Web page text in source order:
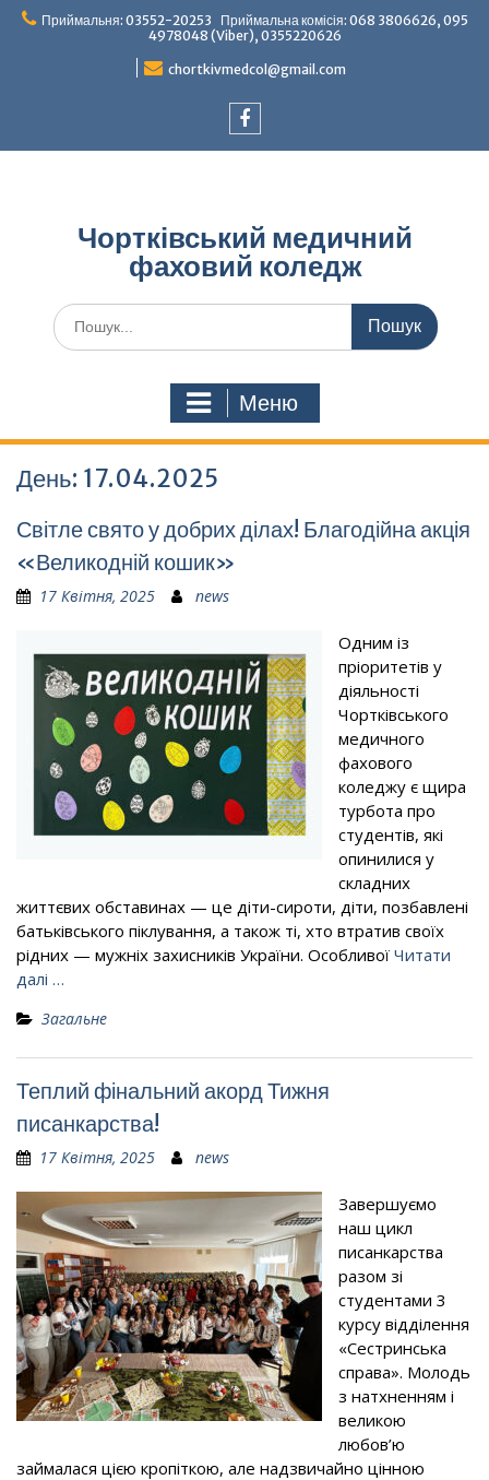
ПерейтиПриймальня: 03552-20253 Приймальна комісія: 068 3806626, 095
4978048 (Viber), 0355220626
chortkivmedcol@gmail.com
Чортківський медичний
фаховий коледж
Шукати:
Меню
День: 17.04.2025
Світле свято у добрих ділах! Благодійна акція
«Великодній кошик»
17 Квітня, 2025 news
Одним із
пріоритетів у
діяльності
Чортківського
медичного
фахового
коледжу є щира
турбота про
студентів, які
опинилися у
складних
життєвих обставинах — це діти-сироти, діти, позбавлені
батьківського піклування, а також ті, хто втратив своїх
рідних — мужніх захисників України. Особливої Читати
далі …
Загальне
Теплий фінальний акорд Тижня
писанкарства!
17 Квітня, 2025 news
Завершуємо
наш цикл
писанкарства
разом зі
студентами 3
курсу відділення
«Сестринська
справа». Молодь
з натхненням і
великою
любов’ю
займалася цією кропіткою, але надзвичайно цінною